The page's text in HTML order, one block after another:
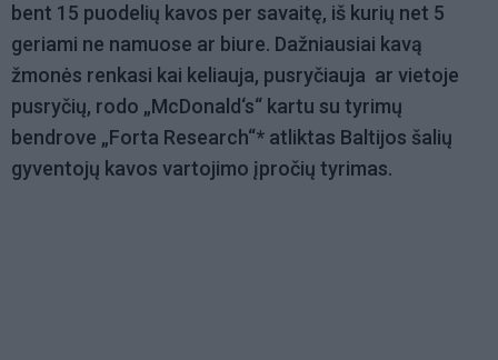
bent 15 puodelių kavos per savaitę, iš kurių net 5
geriami ne namuose ar biure. Dažniausiai kavą
žmonės renkasi kai keliauja, pusryčiauja ar vietoje
pusryčių, rodo „McDonald‘s“ kartu su tyrimų
bendrove „Forta Research“* atliktas Baltijos šalių
gyventojų kavos vartojimo įpročių tyrimas.